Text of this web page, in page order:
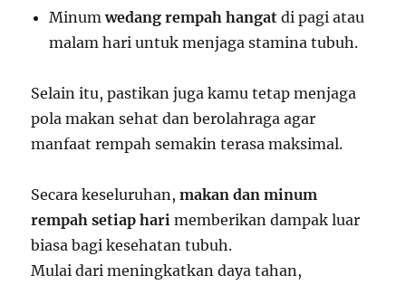
Minumwedang rempah hangat di pagi atau
malam hari untuk menjaga stamina tubuh.
Selain itu, pastikan juga kamu tetap menjaga
pola makan sehat dan berolahraga agar
manfaat rempah semakin terasa maksimal.
Secara keseluruhan,makan dan minum
rempah setiap hari memberikan dampak luar
biasa bagi kesehatan tubuh.
Mulai dari meningkatkan daya tahan,